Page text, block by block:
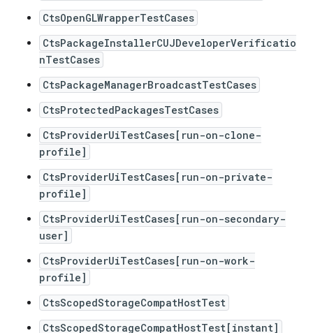
CtsOpenGLWrapperTestCases
CtsPackageInstallerCUJDeveloperVerificatio
nTestCases
CtsPackageManagerBroadcastTestCases
CtsProtectedPackagesTestCases
CtsProviderUiTestCases[run-on-clone-
profile]
CtsProviderUiTestCases[run-on-private-
profile]
CtsProviderUiTestCases[run-on-secondary-
user]
CtsProviderUiTestCases[run-on-work-
profile]
CtsScopedStorageCompatHostTest
CtsScopedStorageCompatHostTest[instant]